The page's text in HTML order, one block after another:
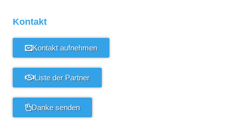
Kontakt
Kontakt aufnehmen
Liste der Partner
Danke senden